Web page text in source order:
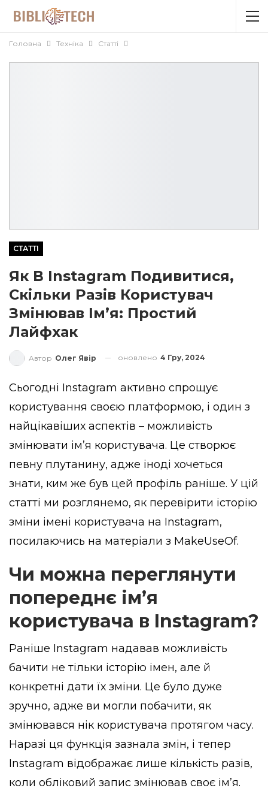
Головна Техніка Статті
СТАТТІ
Як В Instagram Подивитися,
Скільки Разів Користувач
Змінював Ім’я: Простий
Лайфхак
Автор Олег Явір оновлено 4 Гру, 2024
Сьогодні Instagram активно спрощує
користування своєю платформою, і один з
найцікавіших аспектів – можливість
змінювати ім’я користувача. Це створює
певну плутанину, адже іноді хочеться
знати, ким же був цей профіль раніше. У цій
статті ми розглянемо, як перевірити історію
зміни імені користувача на Instagram,
посилаючись на матеріали з MakeUseOf.
Чи можна переглянути
попереднє ім’я
користувача в Instagram?
Раніше Instagram надавав можливість
бачити не тільки історію імен, але й
конкретні дати їх зміни. Це було дуже
зручно, адже ви могли побачити, як
змінювався нік користувача протягом часу.
Наразі ця функція зазнала змін, і тепер
Instagram відображає лише кількість разів,
коли обліковий запис змінював своє ім’я.